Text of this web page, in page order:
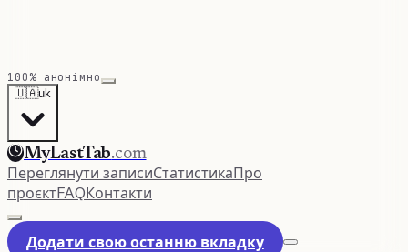
100% анонімно
🇺🇦uk
MyLastTab.com
Переглянути записиСтатистикаПро
проєктFAQКонтакти
Додати свою останню вкладку